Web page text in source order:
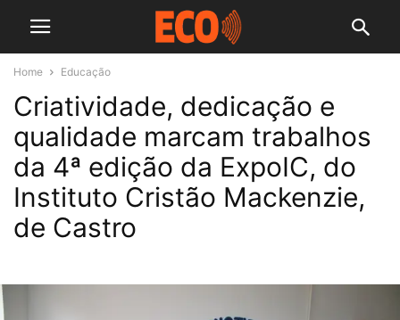
Home Educação
Criatividade, dedicação e
qualidade marcam trabalhos
da 4ª edição da ExpoIC, do
Instituto Cristão Mackenzie,
de Castro